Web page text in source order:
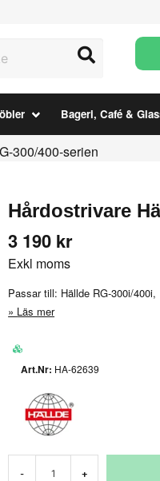
Bageri, Café &
300/400-serien
Hårdostrivare
3 190 kr
Exkl moms
Passar till: Hällde RG-300i/400i,
Läs mer
HA-62639
- +